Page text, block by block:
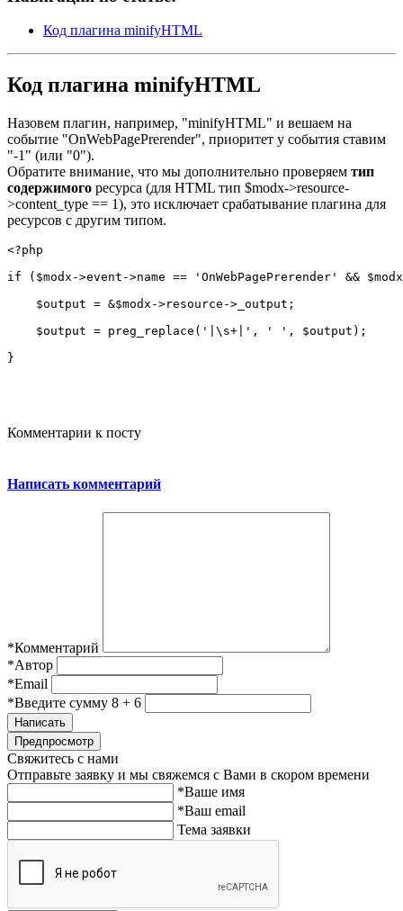
Код плагина minifyHTML
Код плагина minifyHTML
Назовем плагин, например, "minifyHTML" и вешаем на
событие "OnWebPagePrerender", приоритет у события ставим
"-1" (или "0").
Обратите внимание, что мы дополнительно проверяем тип
содержимого ресурса (для HTML тип $modx->resource-
>content_type == 1), это исключает срабатывание плагина для
ресурсов с другим типом.
<?php
if ($modx->event->name == 'OnWebPagePrerender' &&
    $output = &$modx->resource->_output;
    $output = preg_replace('|\s+|', ' ', $output);
}
Комментарии к посту
Написать комментарий
*Комментарий
*Автор
*Email
*Введите сумму 8 + 6
Свяжитесь с нами
Отправьте заявку и мы свяжемся с Вами в скором времени
*Ваше имя
*Ваш email
Тема заявки